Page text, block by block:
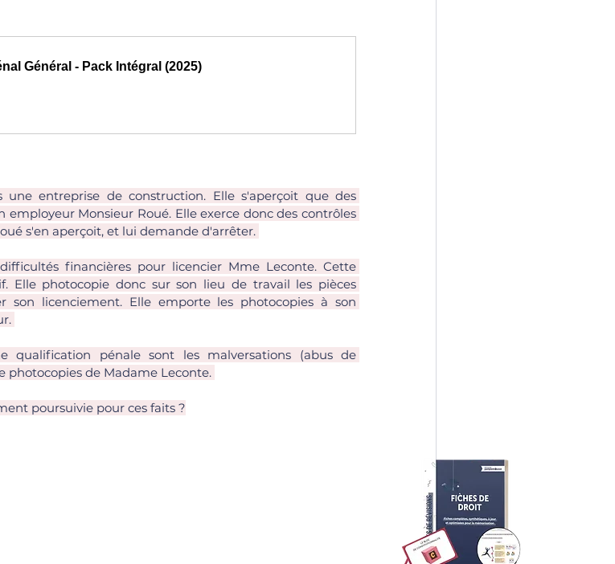
Général - Pack Intégral (2025)
entreprise de construction. Elle s'aperçoit que des
Monsieur Roué. Elle exerce donc des contrôles
s'en aperçoit, et lui demande d'arrêter.
financières pour licencier Mme Leconte. Cette
Elle photocopie donc sur son lieu de travail les pièces
son licenciement. Elle emporte les photocopies à son
qualification pénale sont les malversations (abus de
photocopies de Madame Leconte.
poursuivie pour ces faits ?